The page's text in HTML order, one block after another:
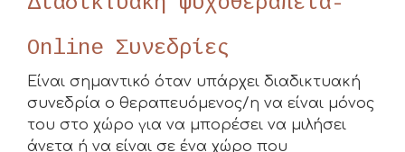
Online Συνεδρίες
Είναι σημαντικό όταν υπάρχει διαδικτυακή
συνεδρία ο θεραπευόμενος/η να είναι μόνος
του στο χώρο για να μπορέσει να μιλήσει
άνετα ή να είναι σε ένα χώρο που